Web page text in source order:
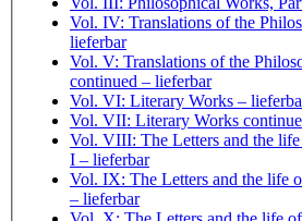
Vol. IV: Translations of the
lieferbar
Vol. V: Translations of the
continued – lieferbar
Vol. VI: Literary Works –
Vol. VII: Literary Works
Vol. VIII: The Letters and the
I – lieferbar
Vol. IX: The Letters and the life
– lieferbar